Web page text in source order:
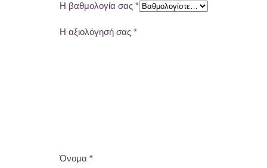
Η βαθμολογία σας *
Η αξιολόγησή σας *
Όνομα *